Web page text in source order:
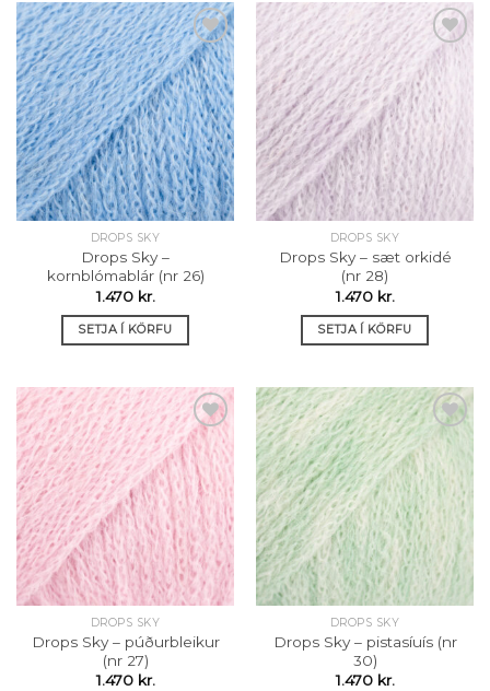
Setja á
óskalista
DROPS SKY
Drops Sky –
kornblómablár (nr 26)
1.470 kr.
SETJA Í KÖRFU
Setja á
óskalista
DROPS SKY
Drops Sky – sæt orkidé
(nr 28)
1.470 kr.
SETJA Í KÖRFU
Setja á
óskalista
DROPS SKY
Drops Sky – púðurbleikur
(nr 27)
1.470 kr.
Setja á
óskalista
DROPS SKY
Drops Sky – pistasíuís (nr
30)
1.470 kr.